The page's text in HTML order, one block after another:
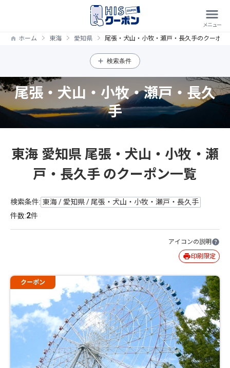
ホーム 東海 愛知県 尾張・犬山・小牧・瀬戸・長久手のクーポン
検索条件
尾張・犬山・小牧・瀬戸・長久
手
東海 愛知県 尾張・犬山・小牧・瀬
戸・長久手 のクーポン一覧
検索条件: 東海 / 愛知県 / 尾張・犬山・小牧・瀬戸・長久手
件数:2件
アイコンの説明
印刷限定
クーポン